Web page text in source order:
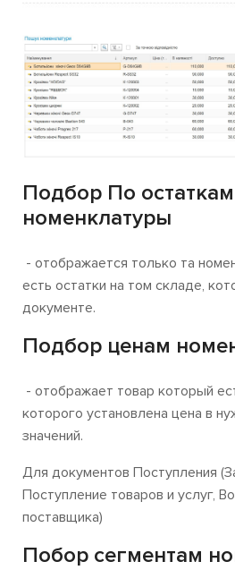
Подбор По остаткам
номенклатуры
- отображается только та
есть остатки на том складе,
документе.
Подбор ценам
- отображает товар который
которого установлена цена в
значений.
Для документов Поступления
Поступление товаров и услуг,
поставщика)
Побор сегментам